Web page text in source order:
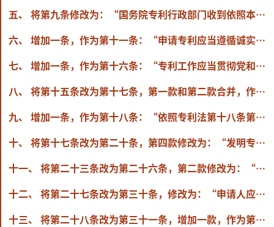
五、 将第九条修改为：“国务院专利行政部门收到依照本细则第八条规定递交的请求后，经过审查认为该发明或者实用新型可能涉及国家安全或者重大利益需要保密的，应当在请求递交日起2个月内向申请人发出保密审查通知；情况复杂的，可以延长2个月。
六、 增加一条，作为第十一条：“申请专利应当遵循诚实信用原则。提出各类专利申请应当以真实发明创造活动为基础，不得弄虚作假。”
七、 增加一条，作为第十六条：“专利工作应当贯彻党和国家知识产权战略部署，提升我国专利创造、运用、保护、管理和服务水平，支持全面创新，促进创新型国家建设。
八、 将第十五条改为第十七条，第一款和第二款合并，作为第一款，修改为：“申请专利的，应当向国务院专利行政部门提交申请文件。申请文件应当符合规定的要求。”
九、 增加一条，作为第十八条：“依照专利法第十八条第一款的规定委托专利代理机构在中国申请专利和办理其他专利事务的，涉及下列事务，申请人或者专利权人可以自行办理：
十、 将第十七条改为第二十条，第四款修改为：“发明专利申请包含一个或者多个核苷酸或者氨基酸序列的，说明书应当包括符合国务院专利行政部门规定的序列表。”
十一、 将第二十三条改为第二十六条，第二款修改为：“说明书摘要可以包含最能说明发明的化学式；有附图的专利申请，还应当在请求书中指定一幅最能说明该发明或者实用新型技术特征的说明书附图作为摘要附图。摘要中不得使用商业性宣传用语。”
十二、 将第二十七条改为第三十条，修改为：“申请人应当就每件外观设计产品所需要保护的内容提交有关图片或者照片。
十三、 将第二十八条改为第三十一条，增加一款，作为第三款：“申请局部外观设计专利的，应当在简要说明中写明请求保护的部分，已在整体产品的视图中用虚线与实线相结合方式表明的除外。”